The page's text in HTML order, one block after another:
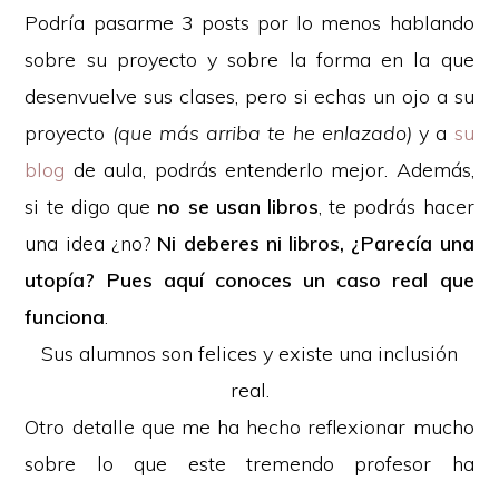
Podría pasarme 3 posts por lo menos hablando
sobre su proyecto y sobre la forma en la que
desenvuelve sus clases, pero si echas un ojo a su
proyecto (que más arriba te he enlazado)y a su
blog de aula, podrás entenderlo mejor. Además,
si te digo que no se usan libros , te podrás hacer
una idea ¿no? Ni deberes ni libros, ¿Parecía una
utopía? Pues aquí conoces un caso real que
funciona
Sus alumnos son felices y existe una inclusión
real.
Otro detalle que me ha hecho reflexionar mucho
sobre lo que este tremendo profesor ha